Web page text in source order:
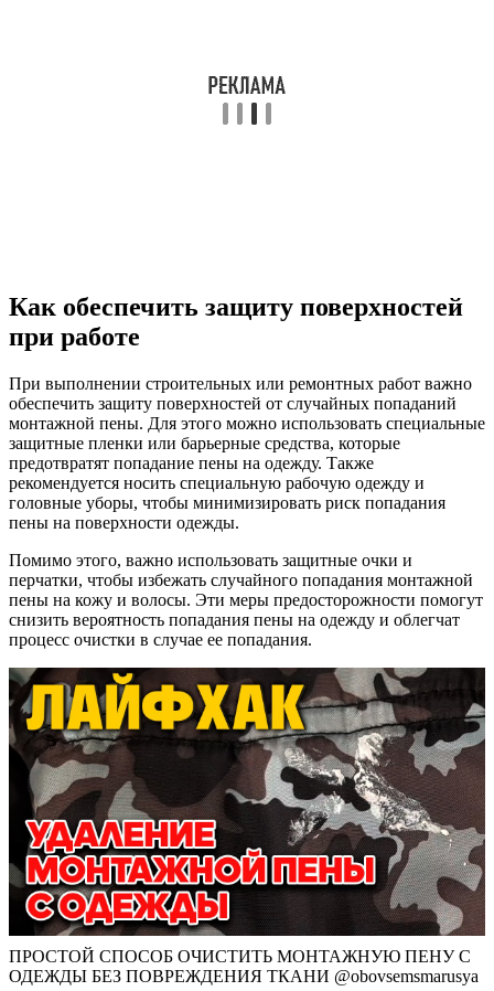
Как обеспечить защиту поверхностей
при работе
При выполнении строительных или ремонтных работ важно
обеспечить защиту поверхностей от случайных попаданий
монтажной пены. Для этого можно использовать специальные
защитные пленки или барьерные средства, которые
предотвратят попадание пены на одежду. Также
рекомендуется носить специальную рабочую одежду и
головные уборы, чтобы минимизировать риск попадания
пены на поверхности одежды.
Помимо этого, важно использовать защитные очки и
перчатки, чтобы избежать случайного попадания монтажной
пены на кожу и волосы. Эти меры предосторожности помогут
снизить вероятность попадания пены на одежду и облегчат
процесс очистки в случае ее попадания.
ПРОСТОЙ СПОСОБ ОЧИСТИТЬ МОНТАЖНУЮ ПЕНУ С
ОДЕЖДЫ БЕЗ ПОВРЕЖДЕНИЯ ТКАНИ @obovsemsmarusya​